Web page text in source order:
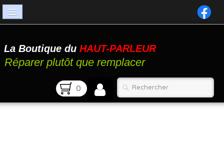
Catalogue
Atelier
La Boutique du HAUT-PARLEUR
Réparer plutôt que remplacer
0